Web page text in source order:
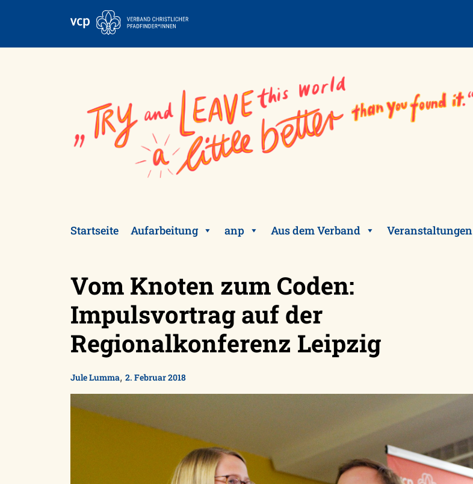
Startseite Aufarbeitung anp Aus dem Verband Veranstaltungen
Vom Knoten zum Coden:
Impulsvortrag auf der
Regionalkonferenz Leipzig
Jule Lumma, 2. Februar 2018